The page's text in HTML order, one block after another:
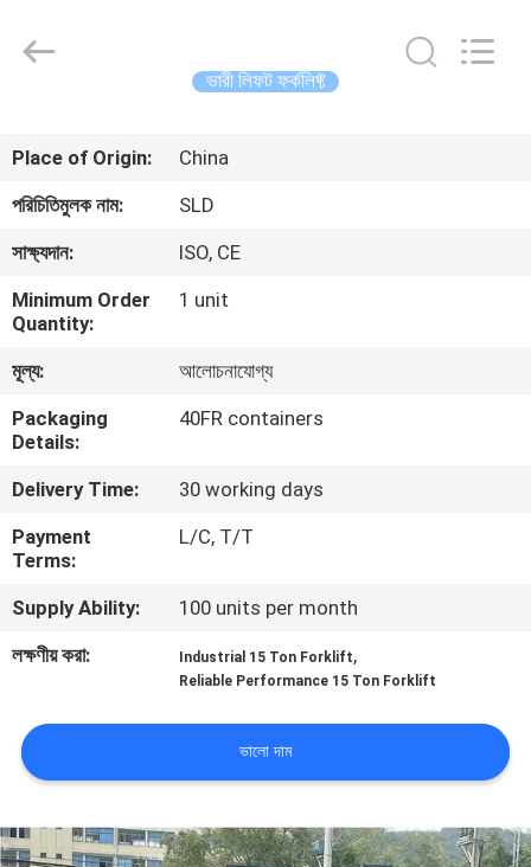
পণ্য
সম্পর্কে
ভ্রমণ
নিয়ন্ত্রণ
সাইট
ম্যাপ
PRIVACY
POLICY
ভারী লিফট ফর্কলিফ্ট
Place of Origin:
China
পরিচিতিমুলক নাম:
SLD
সাক্ষ্যদান:
ISO, CE
Minimum Order
Quantity:
1 unit
মূল্য:
আলোচনাযোগ্য
Packaging
Details:
40FR containers
Delivery Time:
30 working days
Payment
Terms:
L/C, T/T
Supply Ability:
100 units per month
লক্ষণীয় করা:
Industrial 15 Ton Forklift,
Reliable Performance 15 Ton Forklift
ভালো দাম